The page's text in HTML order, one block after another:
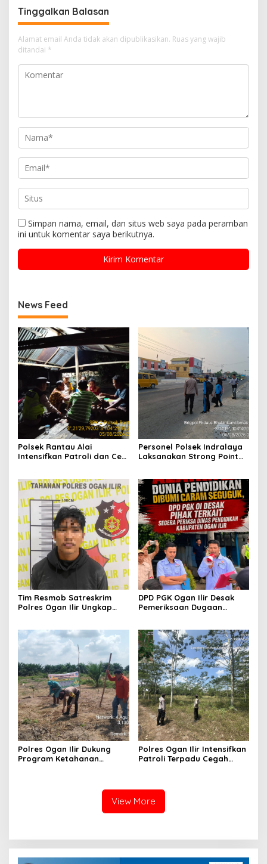
Tinggalkan Balasan
Alamat email Anda tidak akan dipublikasikan. Ruas yang wajib
ditandai *
Simpan nama, email, dan situs web saya pada peramban
ini untuk komentar saya berikutnya.
News Feed
Polsek Rantau Alai
Intensifkan Patroli dan Cek
Personel Polsek Indralaya
Laksanakan Strong Point
Masuk Sekolah
Tim Resmob Satreskrim
Polres Ogan Ilir Ungkap
Terduga Pelaku Diamankan
DPD PGK Ogan Ilir Desak
Pemeriksaan Dugaan
Proses Berjalan
Transparan
Polres Ogan Ilir Dukung
Program Ketahanan
Polres Ogan Ilir Intensifkan
Patroli Terpadu Cegah
View More